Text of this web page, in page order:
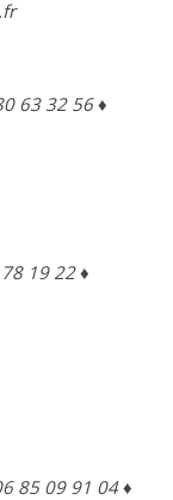
63 32 56 ♦
19 22 ♦
85 09 91 04 ♦